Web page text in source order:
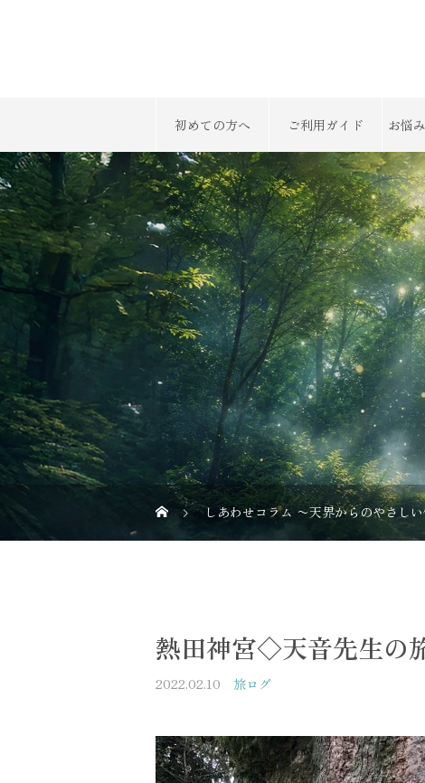
初めての方へ ご利用ガイド お悩
しあわせコラム 〜天界からのやさし
熱田神宮◇天音先生の
2022.02.10 旅ログ